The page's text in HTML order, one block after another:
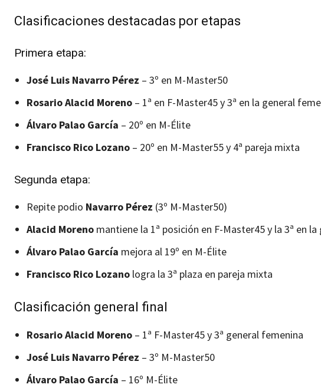
Clasificaciones destacadas por etapas
Primera etapa:
José Luis Navarro Pérez – 3º en M-Master50
Rosario Alacid Moreno – 1ª en F-Master45 y 3ª en la general
Álvaro Palao García – 20º en M-Élite
Francisco Rico Lozano – 20º en M-Master55 y 4ª pareja mixta
Segunda etapa:
Repite podio Navarro Pérez (3º M-Master50)
Alacid Moreno mantiene la 1ª posición en F-Master45 y la 3ª en la
Álvaro Palao García mejora al 19º en M-Élite
Francisco Rico Lozano logra la 3ª plaza en pareja mixta
Clasificación general final
Rosario Alacid Moreno – 1ª F-Master45 y 3ª general femenina
José Luis Navarro Pérez – 3º M-Master50
Álvaro Palao García – 16º M-Élite